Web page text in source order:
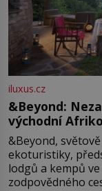
iluxus.cz
&Beyond:
východní
&Beyond,
ekoturistiky,
lodgů a kempů
zodpovědného